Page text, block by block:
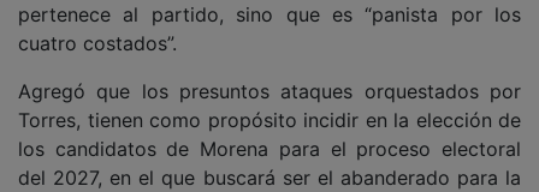
pertenece al partido, sino que es “panista por los
cuatro costados”.
Agregó que los presuntos ataques orquestados por
Torres, tienen como propósito incidir en la elección de
los candidatos de Morena para el proceso electoral
del 2027, en el que buscará ser el abanderado para la